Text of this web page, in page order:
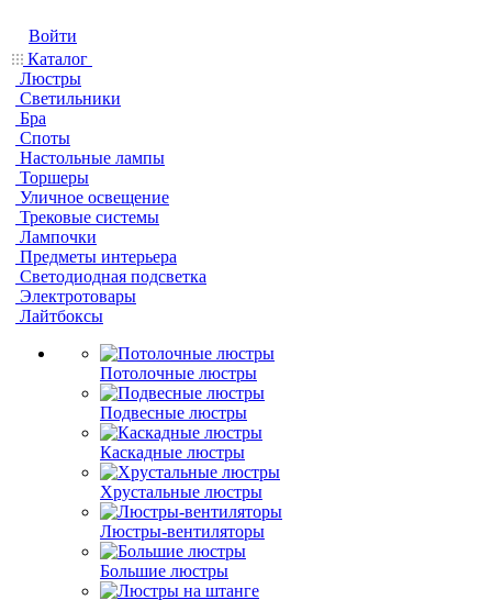
Войти
Каталог
Люстры
Светильники
Бра
Споты
Настольные лампы
Торшеры
Уличное освещение
Трековые системы
Лампочки
Предметы интерьера
Светодиодная подсветка
Электротовары
Лайтбоксы
Потолочные люстры
Подвесные люстры
Каскадные люстры
Хрустальные люстры
Люстры-вентиляторы
Большие люстры